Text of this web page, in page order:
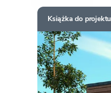
DACH
STYL
ZABUDOWA
PRZEPISY I
FINANSE I
OZE
Książka do